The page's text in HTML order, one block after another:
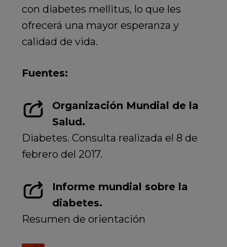
con diabetes mellitus, lo que les
ofrecerá una mayor esperanza y
calidad de vida.
Fuentes:
Organización Mundial de la
Salud.
Diabetes. Consulta realizada el 8 de
febrero del 2017.
Informe mundial sobre la
diabetes.
Resumen de orientación